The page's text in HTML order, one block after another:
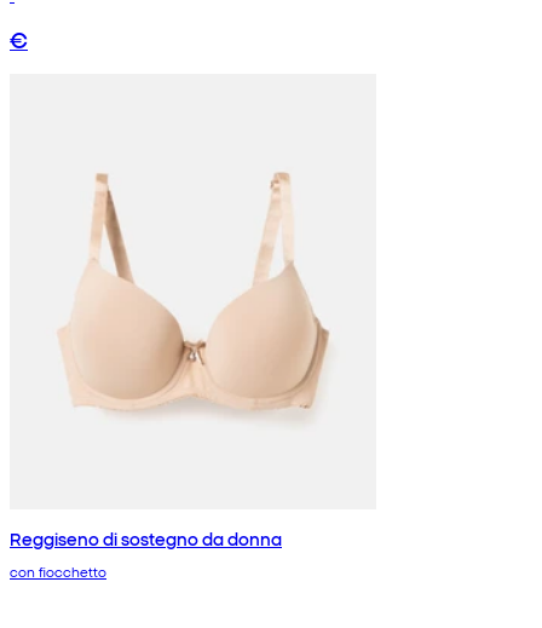
€
Reggiseno di sostegno da donna
con fiocchetto